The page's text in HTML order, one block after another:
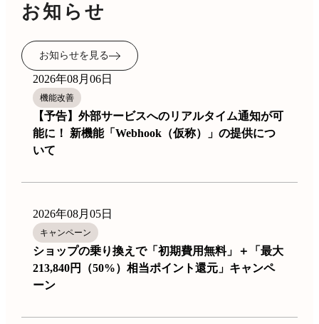
お知らせ
お知らせを見る
2026年08月06日
機能改善
【予告】外部サービスへのリアルタイム通知が可
能に！ 新機能「Webhook（仮称）」の提供につ
いて
2026年08月05日
キャンペーン
ショップの乗り換えで「初期費用無料」＋「最大
213,840円（50%）相当ポイント還元」キャンペ
ーン